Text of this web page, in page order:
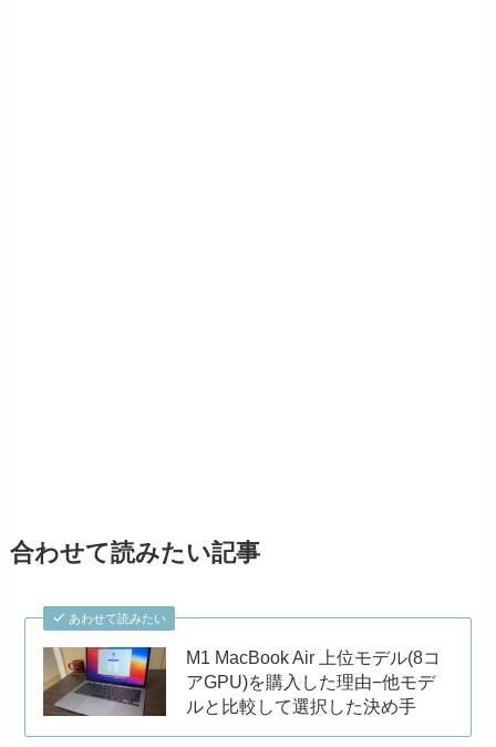
合わせて読みたい記事
あわせて読みたい
M1 MacBook Air 上位モデル(8コ
アGPU)を購入した理由−他モデ
ルと比較して選択した決め手